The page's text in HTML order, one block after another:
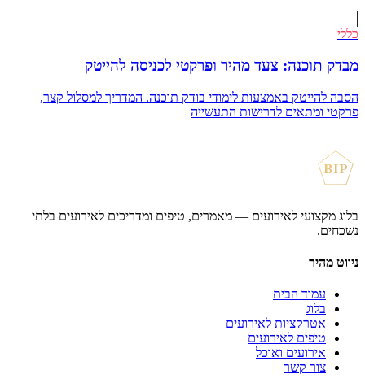
כללי
מבדק תוכנה: צעד מהיר ופרקטי לכניסה להייטק
הסבה להייטק באמצעות לימודי בודק תוכנה. המדריך למסלול קצר,
פרקטי ומתאים לדרישות התעשייה
BIP
בלוג מקצועי לאירועים — מאמרים, טיפים ומדריכים לאירועים בלתי
נשכחים.
ניווט מהיר
עמוד הבית
בלוג
אטרקציות לאירועים
טיפים לאירועים
אירועים ואוכל
צור קשר